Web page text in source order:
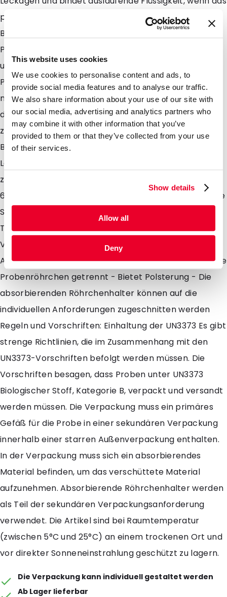
This website uses cookies
We use cookies to personalise content and ads, to
provide social media features and to analyse our traffic.
We also share information about your use of our site with
our social media, advertising and analytics partners who
may combine it with other information that you’ve
provided to them or that they’ve collected from your use
of their services.
Show details
Allow all
Deny
primäre Gefäß beschädigt ist. Der absorbierende
Beutel fungiert als Schutzschicht und hält die
Probenröhrchen während des Transports gepolstert
und getrennt, falls ein Leck auftritt. Das Auslaufen von
Probenröhrchen kann zu Kontaminationen und
möglicherweise zu Infektionen führen. Daher wurden
die Beutel so entwickelt, dass sie Flüssigkeit
zurückhalten und zusätzliche Sicherheit an allen
Berührungspunkten in der Transportkette und für die
Labortechniker bieten, wenn sie die Proben im Labor
zur Untersuchung erhalten. - Beutel mit 1, 2, 3, 4, 5 und
6 Positionen erhältlich - Verpackungen für biologische
Substanzen der Kategorie B oder freigestellte
Tier-/Humanproben - Absorbierende Einsätze zur
Verwendung mit Sekundärverpackungen - Hohe
Absorptionskapazität, nominal 14 ml pro Feld - Hält die
Probenröhrchen getrennt - Bietet Polsterung - Die
absorbierenden Röhrchenhalter können auf die
individuellen Anforderungen zugeschnitten werden
Regeln und Vorschriften: Einhaltung der UN3373 Es gibt
strenge Richtlinien, die im Zusammenhang mit den
UN3373-Vorschriften befolgt werden müssen. Die
Vorschriften besagen, dass Proben unter UN3373
Biologischer Stoff, Kategorie B, verpackt und versandt
werden müssen. Die Verpackung muss ein primäres
Gefäß für die Probe in einer sekundären Verpackung
innerhalb einer starren Außenverpackung enthalten.
In der Verpackung muss sich ein absorbierendes
Material befinden, um das verschüttete Material
aufzunehmen. Absorbierende Röhrchenhalter werden
als Teil der sekundären Verpackungsanforderung
verwendet. Die Artikel sind bei Raumtemperatur
(zwischen 5°C und 25°C) an einem trockenen Ort und
vor direkter Sonneneinstrahlung geschützt zu lagern.
Die Verpackung kann individuell gestaltet werden
Ab Lager lieferbar